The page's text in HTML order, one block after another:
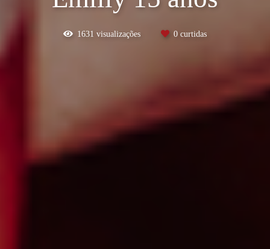
1631 visualizações 0 curtidas